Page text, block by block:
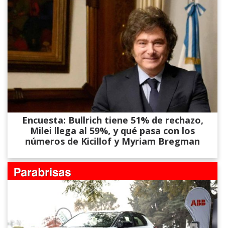
Encuesta: Bullrich tiene 51% de rechazo,
Milei llega al 59%, y qué pasa con los
números de Kicillof y Myriam Bregman